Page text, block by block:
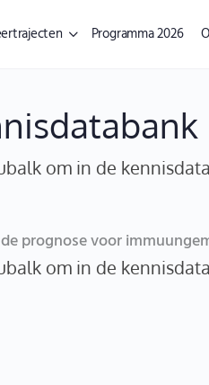
Programma 2026
om in de
prognose voor
om in de